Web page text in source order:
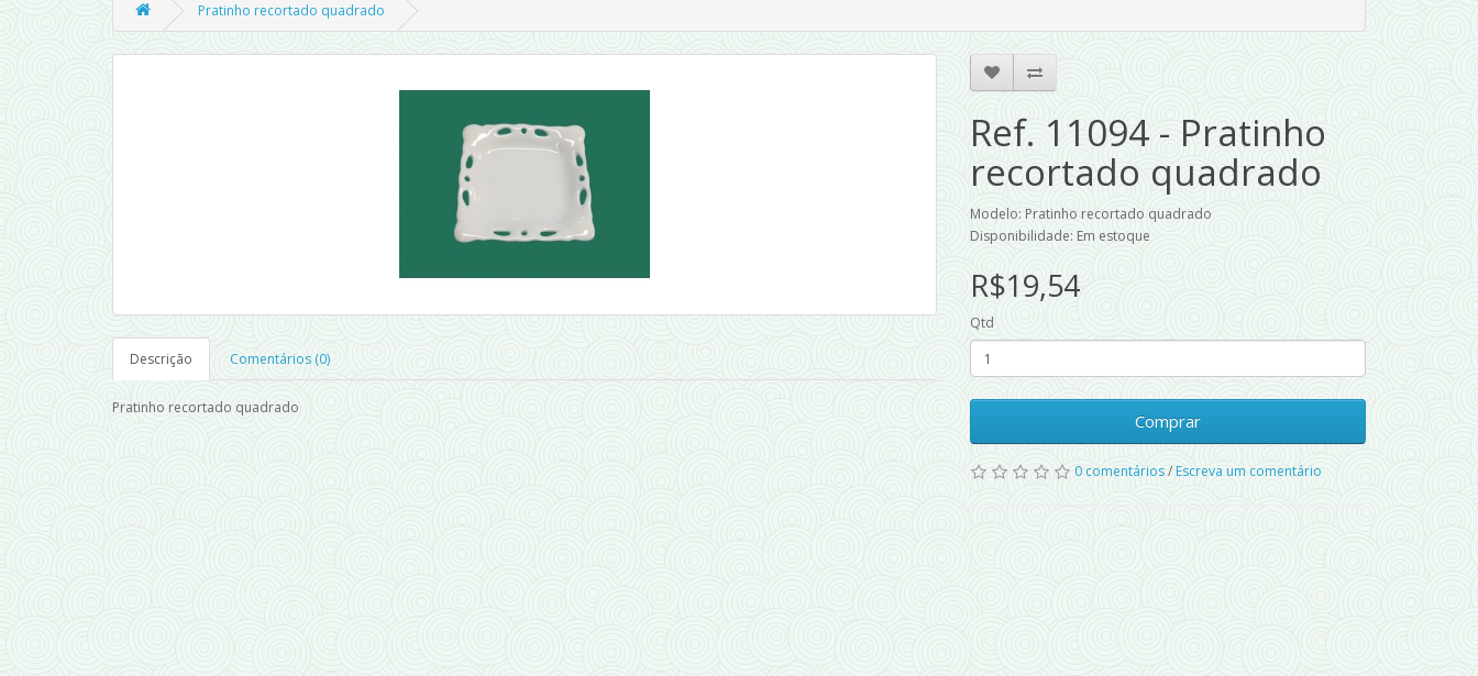
Pratinho recortado quadrado
Descrição Comentários (0)
Pratinho recortado quadrado
Ref. 11094 - Pratinho
recortado quadrado
Modelo: Pratinho recortado quadrado
Disponibilidade: Em estoque
R$19,54
Qtd
Comprar
0 comentários/Escreva um comentário